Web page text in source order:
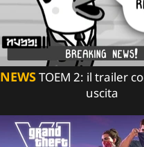
NEWSTOEM 2: il trailer
uscita